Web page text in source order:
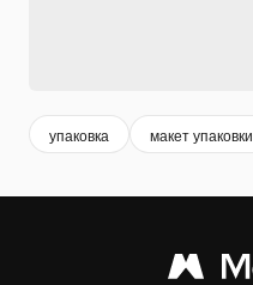
упаковка макет упаковки